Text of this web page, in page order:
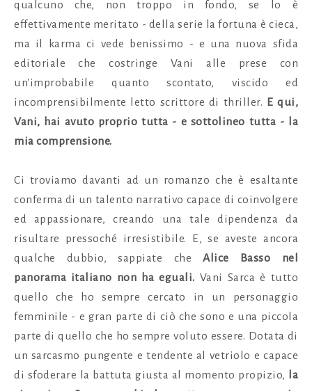
qualcuno che, non troppo in fondo, se lo è
effettivamente meritato - della serie la fortuna è cieca,
ma il karma ci vede benissimo - e una nuova sfida
editoriale che costringe Vani alle prese con
un'improbabile quanto scontato, viscido ed
incomprensibilmente letto scrittore di thriller. E qui,
Vani, hai avuto proprio tutta - e sottolineo tutta - la
mia comprensione.
Ci troviamo davanti ad un romanzo che è esaltante
conferma di un talento narrativo capace di coinvolgere
ed appassionare, creando una tale dipendenza da
risultare pressoché irresistibile. E, se aveste ancora
qualche dubbio, sappiate cheAlice Basso nel
panorama italiano non ha eguali. Vani Sarca è tutto
quello che ho sempre cercato in un personaggio
femminile - e gran parte di ciò che sono e una piccola
parte di quello che ho sempre voluto essere. Dotata di
un sarcasmo pungente e tendente al vetriolo e capace
di sfoderare la battuta giusta al momento propizio,
la